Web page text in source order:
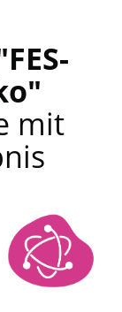
mit